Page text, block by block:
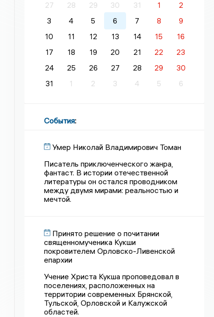
27
28 29 30 31 1
2
3
4 5 6 7 8
9
10
11 12 13 14 15
16
17
18 19 20 21 22
23
24
25 26 27 28 29
30
31
1 2 3 4 5 6
События:
Умер Николай Владимирович Томан
Писатель приключенческого жанра,
фантаст. В истории отечественной
литературы он остался проводником
между двумя мирами: реальностью и
мечтой.
Принято решение о почитании
священномученика Кукши
покровителем Орловско-Ливенской
епархии
Учение Христа Кукша проповедовал в
поселениях, расположенных на
территории современных Брянской,
Тульской, Орловской и Калужской
областей.